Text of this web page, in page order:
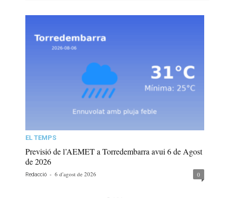
EL TEMPS
Previsió de l’AEMET a Torredembarra avui 6 de Agost
de 2026
Redacció - 6 d'agost de 2026 0